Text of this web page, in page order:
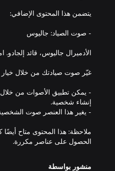
- يمكن تطبيق الأصوات من خلال
ملاحظة: هذا المحتوى متاح
الحصول على عناصر مكررة.
منشور بواسطة